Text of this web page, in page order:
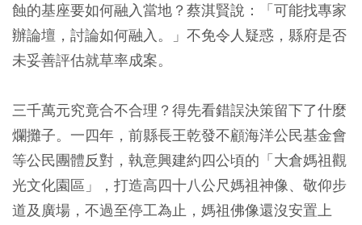
蝕的基座要如何融入當地？蔡淇賢說：「可能找專家
辦論壇，討論如何融入。」不免令人疑惑，縣府是否
未妥善評估就草率成案。
三千萬元究竟合不合理？得先看錯誤決策留下了什麼
爛攤子。一四年，前縣長王乾發不顧海洋公民基金會
等公民團體反對，執意興建約四公頃的「大倉媽祖觀
光文化園區」，打造高四十八公尺媽祖神像、敬仰步
道及廣場，不過至停工為止，媽祖佛像還沒安置上